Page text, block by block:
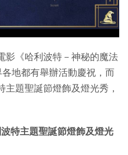
影《哈利波特－神秘的魔法
地都有舉辦活動慶祝，而
題聖誕節燈飾及燈光秀，
特主題聖誕節燈飾及燈光